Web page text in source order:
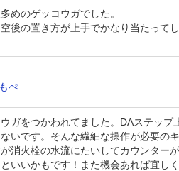
めのゲッコウガでした。
後の置き方が上手でかなり当たって
ぺ
ガをつかわれてました。DAステッ
いです。そんな繊細な操作が必要の
消火栓の水流にたいしてカウンター
いいかもです！また機会あれば宜し